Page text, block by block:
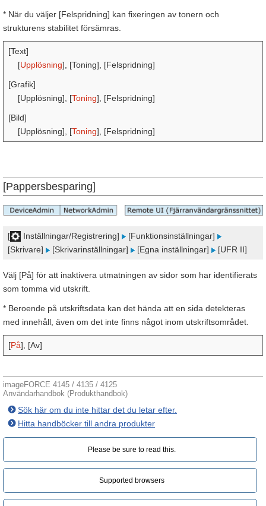
* När du väljer [Felspridning] kan fixeringen av tonern och
strukturens stabilitet försämras.
[Text]
[Upplösning], [Toning], [Felspridning]
[Grafik]
[Upplösning], [Toning], [Felspridning]
[Bild]
[Upplösning], [Toning], [Felspridning]
[Pappersbesparing]
[ Inställningar/Registrering]
[Funktionsinställningar]
[Skrivare]
[Skrivarinställningar] [Egna inställningar] [UFR II]
Välj [På] för att inaktivera utmatningen av sidor som har identifierats
som tomma vid utskrift.
* Beroende på utskriftsdata kan det hända att en sida detekteras
med innehåll, även om det inte finns något inom utskriftsområdet.
[På], [Av]
imageFORCE 4145 / 4135 / 4125
Användarhandbok (Produkthandbok)
Sök här om du inte hittar det du letar efter.
Hitta handböcker till andra produkter
Please be sure to read this.‎
Supported browsers